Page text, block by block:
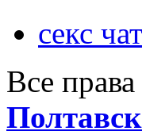
секс
Все